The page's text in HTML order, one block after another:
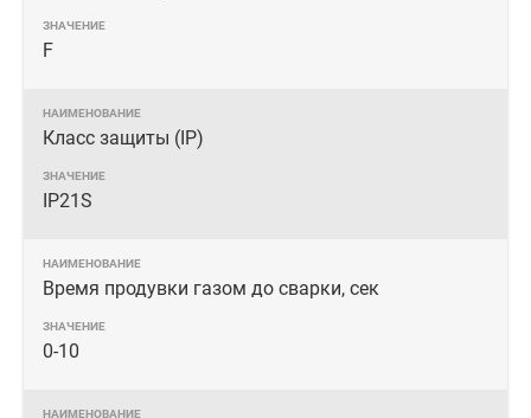
F
Класс защиты (IP)
IP21S
Время продувки газом до сварки, сек
0-10